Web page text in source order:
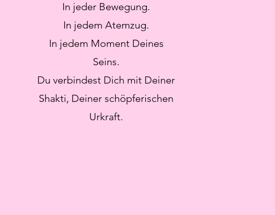
In jeder Bewegung.
In jedem Atemzug.
In jedem Moment Deines
Seins.
Du verbindest Dich mit Deiner
Shakti, Deiner schöpferischen
Urkraft.